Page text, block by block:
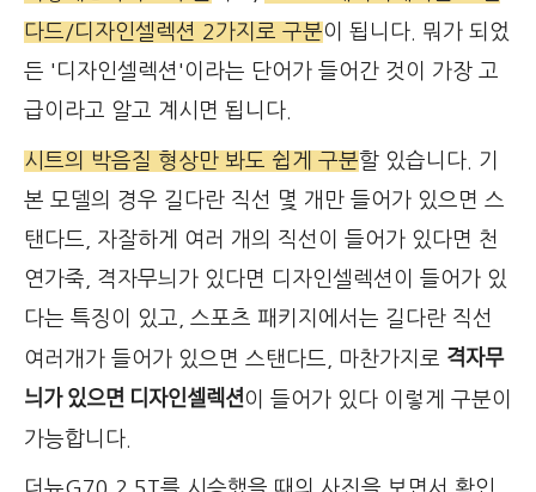
다드/디자인셀렉션 2가지로 구분이 됩니다. 뭐가 되었
든 '디자인셀렉션'이라는 단어가 들어간 것이 가장 고
급이라고 알고 계시면 됩니다.
시트의 박음질 형상만 봐도 쉽게 구분할 있습니다. 기
본 모델의 경우 길다란 직선 몇 개만 들어가 있으면 스
탠다드, 자잘하게 여러 개의 직선이 들어가 있다면 천
연가죽, 격자무늬가 있다면 디자인셀렉션이 들어가 있
다는 특징이 있고, 스포츠 패키지에서는 길다란 직선
여러개가 들어가 있으면 스탠다드, 마찬가지로 격자무
늬가 있으면 디자인셀렉션이 들어가 있다 이렇게 구분이
가능합니다.